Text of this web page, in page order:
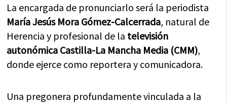
La encargada de pronunciarlo será la periodista
María Jesús Mora Gómez-Calcerrada, natural de
Herencia y profesional de la televisión
autonómica Castilla-La Mancha Media (CMM),
donde ejerce como reportera y comunicadora.
Una pregonera profundamente vinculada a la